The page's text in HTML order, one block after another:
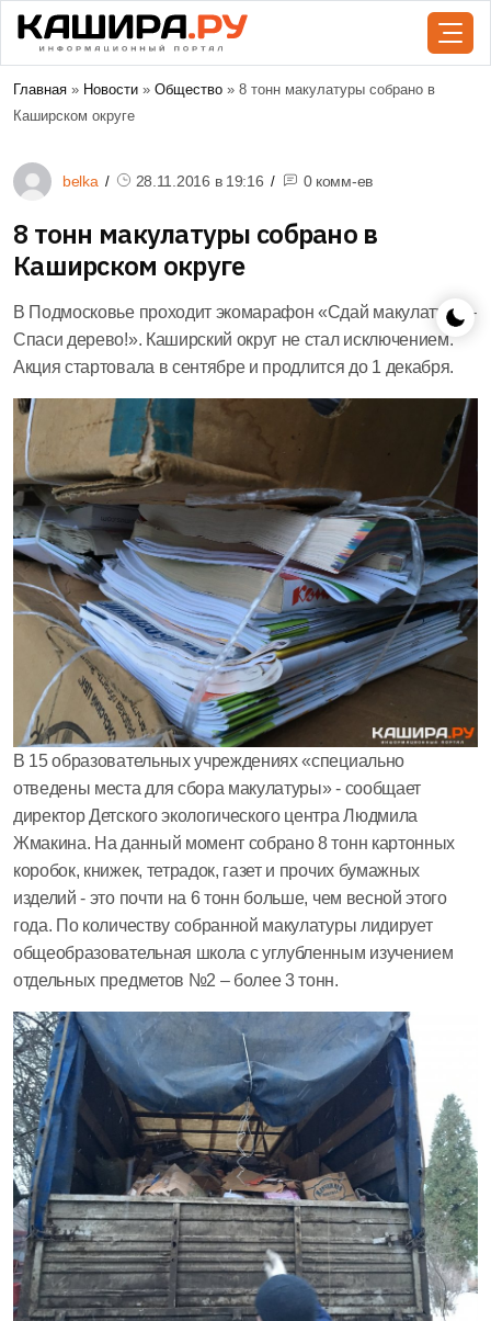
Главная » Новости » Общество » 8 тонн макулатуры собрано в
Каширском округе
belka 28.11.2016 в 19:16 0 комм-ев
8 тонн макулатуры собрано в
Каширском округе
В Подмосковье проходит экомарафон «Сдай макулатуру –
Спаси дерево!». Каширский округ не стал исключением.
Акция стартовала в сентябре и продлится до 1 декабря.
В 15 образовательных учреждениях «специально
отведены места для сбора макулатуры» - сообщает
директор Детского экологического центра Людмила
Жмакина. На данный момент собрано 8 тонн картонных
коробок, книжек, тетрадок, газет и прочих бумажных
изделий - это почти на 6 тонн больше, чем весной этого
года. По количеству собранной макулатуры лидирует
общеобразовательная школа с углубленным изучением
отдельных предметов №2 – более 3 тонн.